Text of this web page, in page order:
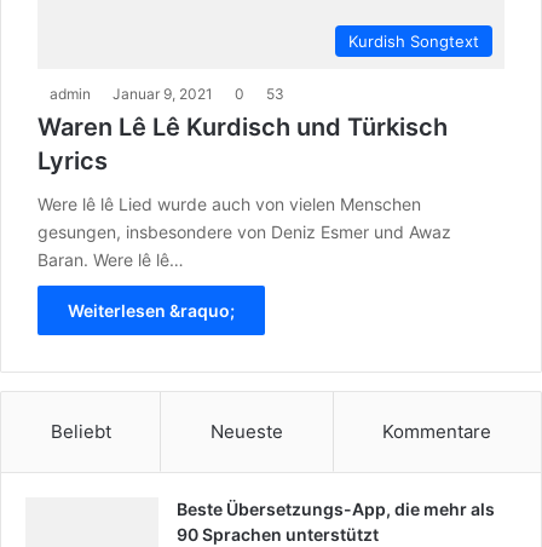
Kurdish Songtext
admin Januar 9, 2021 0 53
Waren Lê Lê Kurdisch und Türkisch
Lyrics
Were lê lê Lied wurde auch von vielen Menschen
gesungen, insbesondere von Deniz Esmer und Awaz
Baran. Were lê lê…
Weiterlesen &raquo;
Beliebt Neueste Kommentare
Beste Übersetzungs-App, die mehr als
90 Sprachen unterstützt